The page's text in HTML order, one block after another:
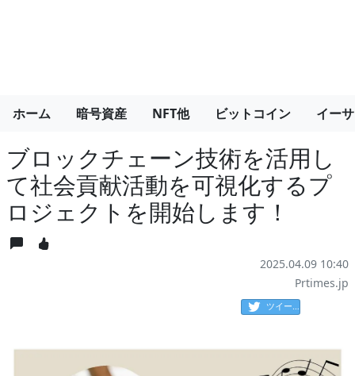
ホーム 暗号資産 NFT他 ビットコイン イー
ブロックチェーン技術を活用し
て社会貢献活動を可視化するプ
ロジェクトを開始します！
2025.04.09 10:40
Prtimes.jp
ツイート